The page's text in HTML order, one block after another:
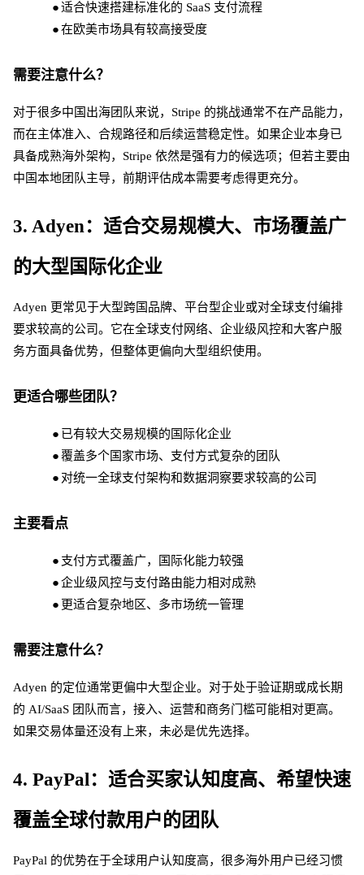
●适合快速搭建标准化的 SaaS 支付流程
●在欧美市场具有较高接受度
需要注意什么？
对于很多中国出海团队来说， Stripe 的挑战通常不在产品能力，
而在主体准入、合规路径和后续运营稳定性。如果企业本身已
具备成熟海外架构，Stripe 依然是强有力的候选项；但若主要由
中国本地团队主导，前期评估成本需要考虑得更充分。
3. Adyen：适合交易规模大、市场覆盖广
的大型国际化企业
Adyen 更常见于大型跨国品牌、平台型企业或对全球支付编排
要求较高的公司。它在全球支付网络、企业级风控和大客户服
务方面具备优势，但整体更偏向大型组织使用。
更适合哪些团队？
● 已有较大交易规模的国际化企业
●覆盖多个国家市场、支付方式复杂的团队
● 对统一全球支付架构和数据洞察要求较高的公司
主要看点
● 支付方式覆盖广，国际化能力较强
●企业级风控与支付路由能力相对成熟
● 更适合复杂地区、多市场统一管理
需要注意什么？
Adyen 的定位通常更偏中大型企业。对于处于验证期或成长期
的 AI/SaaS 团队而言，接入、运营和商务门槛可能相对更高。
如果交易体量还没有上来，未必是优先选择。
4. PayPal：适合买家认知度高、希望快速
覆盖全球付款用户的团队
PayPal 的优势在于全球用户认知度高，很多海外用户已经习惯